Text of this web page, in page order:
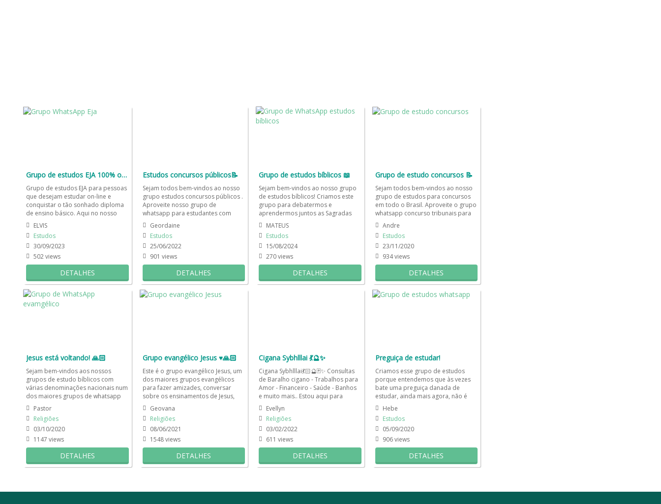
Grupo de estudos EJA 100% online
Grupo de estudos EJA para pessoas
que desejam estudar on-line e
conquistar o tão sonhado diploma
de ensino básico. Aqui no nosso
grupo de estudos on-line...
ELVIS
Estudos
30/09/2023
502 views
DETALHES
Estudos concursos públicos📝
Sejam todos bem-vindos ao nosso
grupo estudos concursos públicos .
Aproveite nosso grupo de
whatsapp para estudantes com
foco em concursos para conseguir
a...
Geordaine
Estudos
25/06/2022
901 views
DETALHES
Grupo de estudos bíblicos 📖
Sejam bem-vindos ao nosso grupo
de estudos bíblicos! Criamos este
grupo para debatermos e
aprendermos juntos as Sagradas
Escrituras e os mais intrigantes...
MATEUS
Estudos
15/08/2024
270 views
DETALHES
Grupo de estudo concursos 📝
Sejam todos bem-vindos ao nosso
grupo de estudos para concursos
em todo o Brasil. Aproveite o grupo
whatsapp concurso tribunais para
mandar bem na prova e...
Andre
Estudos
23/11/2020
934 views
DETALHES
Jesus está voltando! 🙏🏻
Sejam bem-vindos aos nossos
grupos de estudo bíblicos com
várias denominações nacionais num
dos maiores grupos de whatsapp
espiritual, mais que um simples...
Pastor
Religiões
03/10/2020
1147 views
DETALHES
Grupo evangélico Jesus ♥️🙏🏻
Este é o grupo evangélico Jesus, um
dos maiores grupos evangélicos
para fazer amizades, conversar
sobre os ensinamentos de Jesus,
orarmos e trocarmos...
Geovana
Religiões
08/06/2021
1548 views
DETALHES
Cigana Sybhlllai 💃🔮✨
Cigana Sybhlllai💃🏻🔮🃏✨ Consultas
de Baralho cigano - Trabalhos para
Amor - Financeiro - Saúde - Banhos
e muito mais.. Estou aqui para
direcionar e...
Evellyn
Religiões
03/02/2022
611 views
DETALHES
Preguiça de estudar!
Criamos esse grupo de estudos
porque entendemos que às vezes
bate uma preguiça danada de
estudar, ainda mais agora, não é
mesmo? Mais que nunca
precisamos...
Hebe
Estudos
05/09/2020
906 views
DETALHES